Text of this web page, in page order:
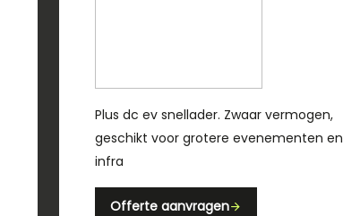
Plus dc ev snellader. Zwaar vermogen,
geschikt voor grotere evenementen en
infra
Offerte aanvragen